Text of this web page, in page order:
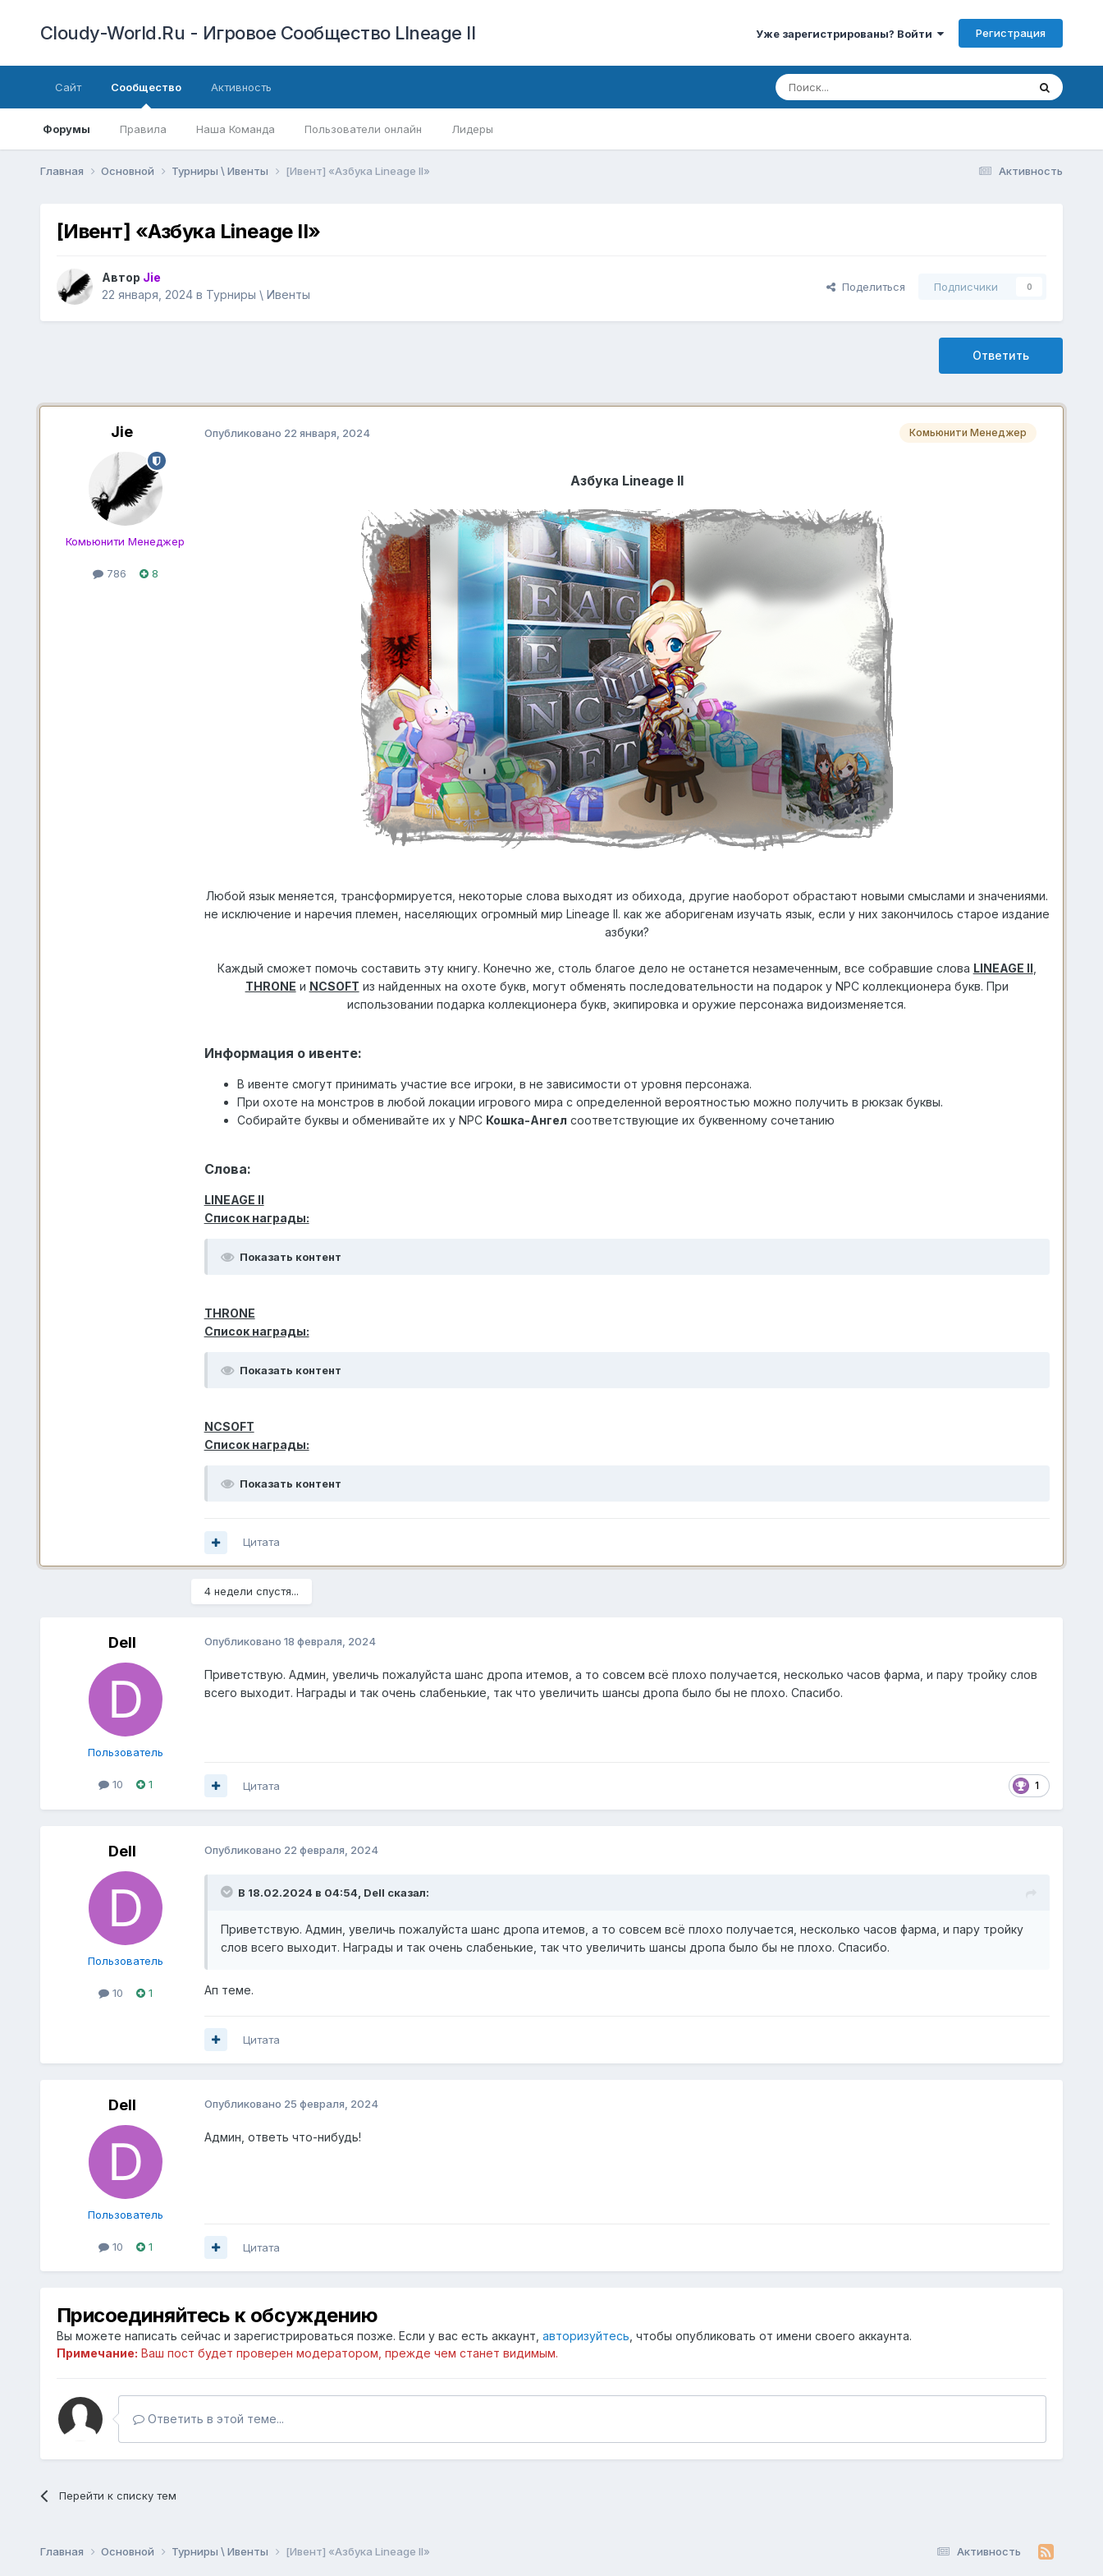
Cloudy-World.Ru - Игровое Сообщество LIneage II Уже зарегистрированы? Войти Регистрация
Сайт Сообщество
Форумы Правила Наша Команда Пользователи онлайн Лидеры
Активность
Активность
Главная Основной Турниры \ Ивенты [Ивент] «Азбука Lineage II»
[Ивент] «Азбука Lineage II»
Автор Jie
22 января, 2024в Турниры \ Ивенты
Поделиться Подписчики 0
Ответить
Jie
Комьюнити Менеджер
786 8
Комьюнити Менеджер
Опубликовано 22 января, 2024
Азбука Lineage II
Любой язык меняется, трансформируется, некоторые слова выходят из обихода, другие наоборот обрастают новыми смыслами и значениями.
не исключение и наречия племен, населяющих огромный мир Lineage II. как же аборигенам изучать язык, если у них закончилось старое издание
азбуки?
Каждый сможет помочь составить эту книгу. Конечно же, столь благое дело не останется незамеченным, все собравшие слова LINEAGE II
THRONE и NCSOFT из найденных на охоте букв, могут обменять последовательности на подарок у NPC коллекционера букв. При
использовании подарка коллекционера букв, экипировка и оружие персонажа видоизменяется.
Информация о ивенте:
В ивенте смогут принимать участие все игроки, в не зависимости от уровня персонажа.
При охоте на монстров в любой локации игрового мира с определенной вероятностью можно получить в рюкзак буквы.
Собирайте буквы и обменивайте их у NPC Кошка-Ангел соответствующие их буквенному сочетанию
Слова:
LINEAGE II
Список награды:
Показать контент
THRONE
Список награды:
Показать контент
NCSOFT
Список награды:
Показать контент
Цитата
4 недели спустя...
Dell
Пользователь
10 1
Опубликовано 18 февраля, 2024
Приветствую. Админ, увеличь пожалуйста шанс дропа итемов, а то совсем всё плохо получается, несколько часов фарма, и пару тройку слов
всего выходит. Награды и так очень слабенькие, так что увеличить шансы дропа было бы не плохо. Спасибо.
1
Цитата
Dell
Пользователь
10 1
Опубликовано 22 февраля, 2024
В 18.02.2024 в 04:54, Dell сказал:
Приветствую. Админ, увеличь пожалуйста шанс дропа итемов, а то совсем всё плохо получается, несколько часов фарма, и пару тройку
слов всего выходит. Награды и так очень слабенькие, так что увеличить шансы дропа было бы не плохо. Спасибо.
Ап теме.
Цитата
Dell
Пользователь
10 1
Опубликовано 25 февраля, 2024
Админ, ответь что-нибудь!
Цитата
Присоединяйтесь к обсуждению
Вы можете написать сейчас и зарегистрироваться позже. Если у вас есть аккаунт, авторизуйтесь , чтобы опубликовать от имени своего аккаунта.
Примечание: Ваш пост будет проверен модератором, прежде чем станет видимым.
Ответить в этой теме...
Перейти к списку тем
Активность
Главная Основной Турниры \ Ивенты [Ивент] «Азбука Lineage II»